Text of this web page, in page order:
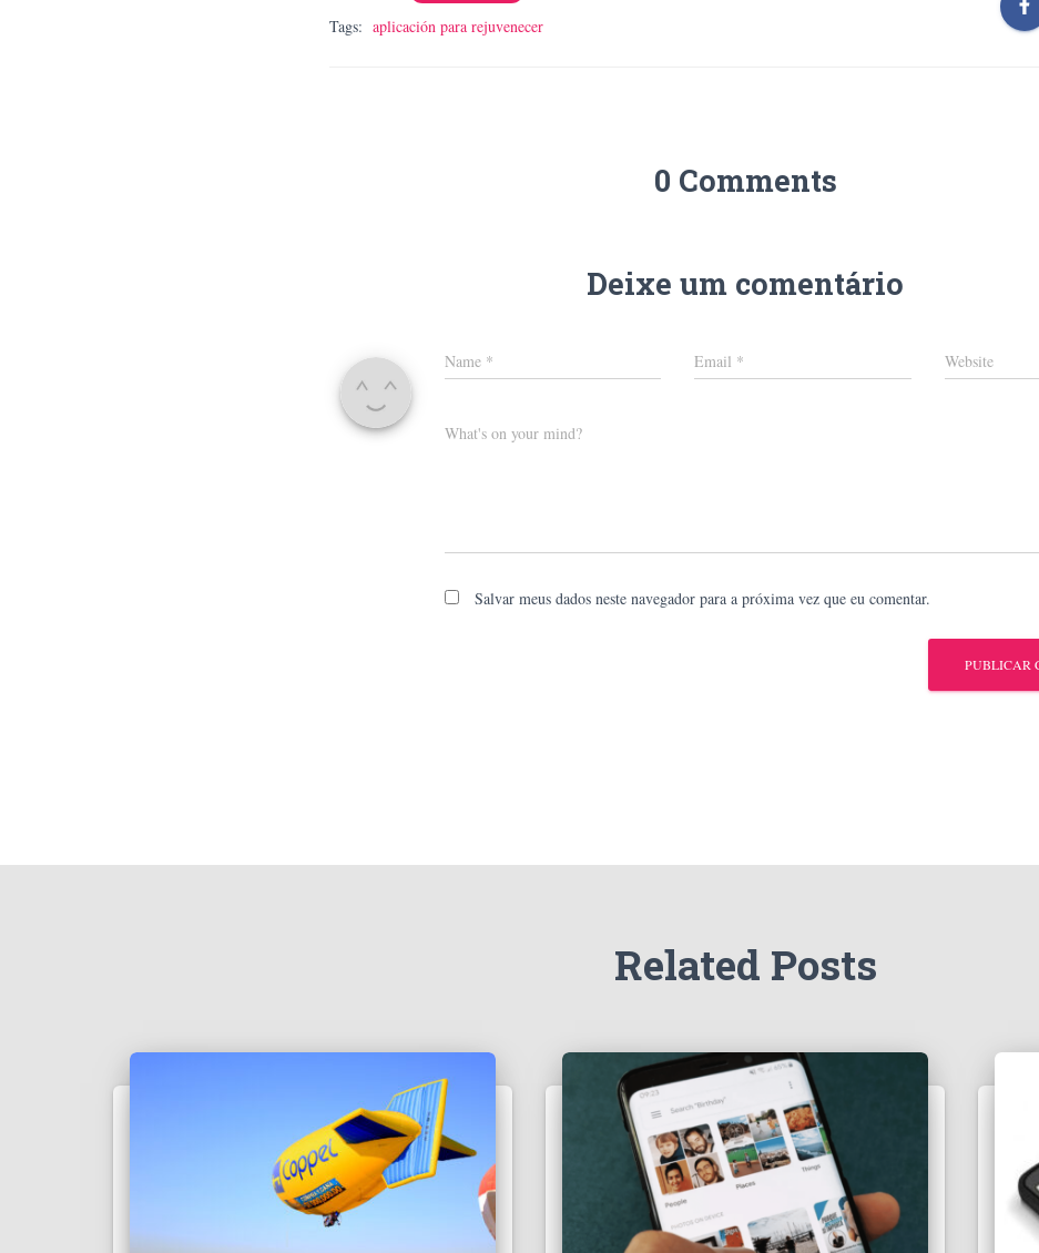
Tags: aplicación para rejuvenecer
0 Comments
Deixe um comentário
Name * Email * Website
What's on your mind?
Salvar meus dados neste navegador para a próxima vez que eu comentar.
Related Posts